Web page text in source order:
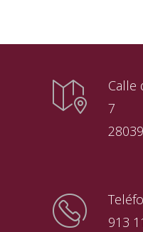
Calle
7
913